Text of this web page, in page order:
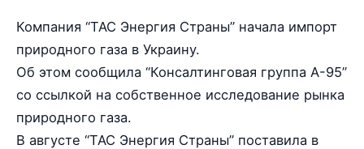
Компания “ТАС Энергия Страны” начала импорт
природного газа в Украину.
Об этом сообщила “Консалтинговая группа А-95”
со ссылкой на собственное исследование рынка
природного газа.
В августе “ТАС Энергия Страны” поставила в